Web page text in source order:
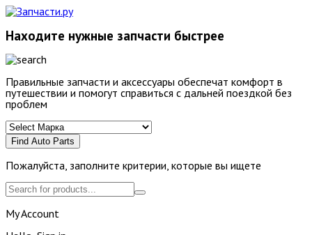
Находите нужные запчасти быстрее
Правильные запчасти и аксессуары обеспечат комфорт в
путешествии и помогут справиться с дальней поездкой без
проблем
Find Auto Parts
Пожалуйста, заполните критерии, которые вы ищете
My Account